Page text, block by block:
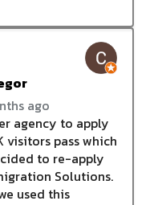
ago
agency to apply
pass which
to re-apply
Solutions.
used this